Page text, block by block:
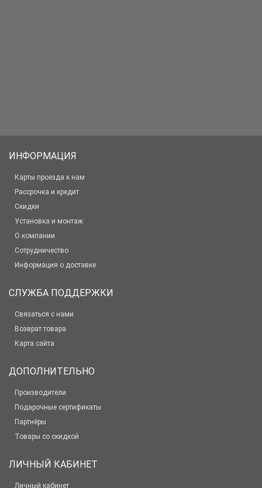
ИНФОРМАЦИЯ
Карты проезда к нам
Рассрочка и кредит
Скидки
Установка и монтаж
О компании
Сотрудничество
Информация о доставке
СЛУЖБА ПОДДЕРЖКИ
Связаться с нами
Возврат товара
Карта сайта
ДОПОЛНИТЕЛЬНО
Производители
Подарочные сертификаты
Партнёры
Товары со скидкой
ЛИЧНЫЙ КАБИНЕТ
Личный кабинет